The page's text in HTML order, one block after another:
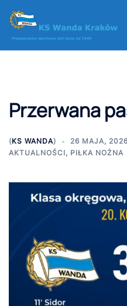
Przejdź
do
treści
Przerwana
(KS WANDA)
26 MAJA, 2026
AKTUALNOŚCI, PIŁKA NOŻNA